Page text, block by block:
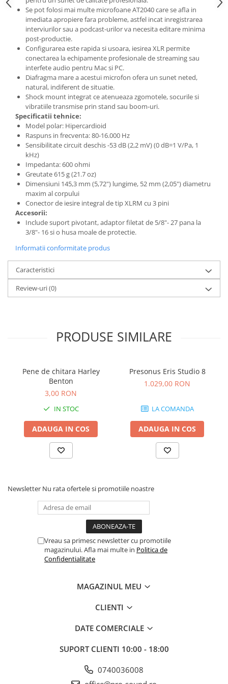
Monitoare de studio
Pop filtre
Preamplificatoare
Protectii antifonice pentru urechi
Rack studio
Recordere de studio
Recordere portabile
Sintetizatoare
Standuri si stative de monitoare
Subwoofere de studio
Tratament acustic
Lumini si efecte
Accesorii pentru lumini
Bare Led
Cabluri de Alimentare
Case-uri de lumini
Comenzi si controllere
Lasere
Masini de fum si ceata
Mixere DMX
Instrumente Muzicale
Chitare si bass
Instrumente de percutie
Instrumente de suflat
Instrumente si jucarii pentru copii
Accesorii DJ
Case-uri DJ
CD Playere DJ
Samplere si controllere
Stative si pupitre DJ
Cabluri adaptoare, cabluri Y
Se pot folosi mai multe microfoane AT2040 care se afla in
imediata apropiere fara probleme, astfel incat inregistrarea
interviurilor sau a podcast-urilor va necesita editare minima
post-productie.
Configurarea este rapida si usoara, iesirea XLR permite
conectarea la echipamente profesionale de streaming sau
interfete audio pentru Mac si PC.
Diafragma mare a acestui microfon ofera un sunet neted,
natural, indiferent de situatie.
Shock mount integrat ce atenueaza zgomotele, socurile si
vibratiile transmise prin stand sau boom-uri.
Specificatii tehnice:
Model polar: Hipercardioid
Raspuns in frecventa: 80-16.000 Hz
Sensibilitate circuit deschis -53 dB (2,2 mV) (0 dB=1 V/Pa, 1
kHz)
Impedanta: 600 ohmi
Greutate 615 g (21.7 oz)
Dimensiuni 145,3 mm (5,72") lungime, 52 mm (2,05") diametru
maxim al corpului
Conector de iesire integral de tip XLRM cu 3 pini
Accesorii:
Include suport pivotant, adaptor filetat de 5/8"- 27 pana la
3/8"- 16 si o husa moale de protectie.
Informatii conformitate produs
Caracteristici
Review-uri(0)
PRODUSE SIMILARE
Pene de chitara Harley
Benton
3,00 RON
IN STOC
ADAUGA IN COS
Presonus Eris Studio 8
1.029,00 RON
LA COMANDA
ADAUGA IN COS
Newsletter Nu rata ofertele si promotiile noastre
Vreau sa primesc newsletter cu promotiile
magazinului. Afla mai multe in Politica de
Confidentialitate
MAGAZINUL MEU
CLIENTI
DATE COMERCIALE
SUPORT CLIENTI 10:00 - 18:00
0740036008